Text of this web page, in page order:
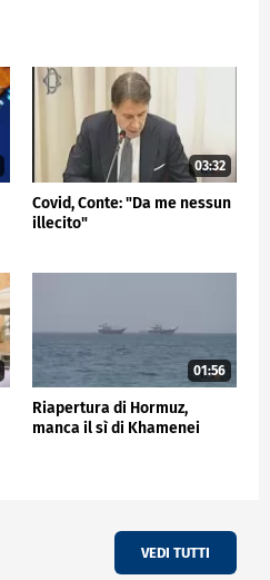
03:32
Covid, Conte: "Da me nessun
illecito"
01:56
Riapertura di Hormuz,
manca il sì di Khamenei
VEDI TUTTI